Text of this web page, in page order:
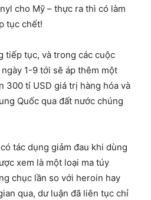
cho Mỹ – thực ra thì có làm
tục chết!
tiếp tục, và trong các cuộc
1-9 tới sẽ áp thêm một
300 tỉ USD giá trị hàng hóa và
Quốc qua đất nước chúng
tác dụng giảm đau khi dùng
xem là một loại ma túy
chục lần so với heroin hay
qua, dư luận đã liên tục chỉ